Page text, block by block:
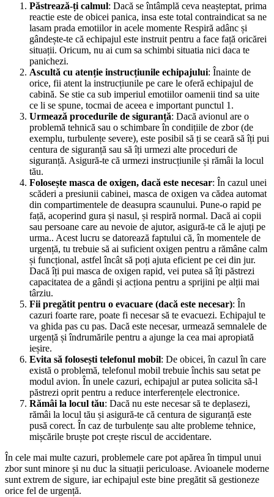
Păstrează-ți calmul: Dacă se întâmplă ceva neașteptat, prima
reactie este de obicei panica, insa este total contraindicat sa ne
lasam prada emotiilor in acele momente Respiră adânc și
gândește-te că echipajul este instruit pentru a face față oricărei
situații. Oricum, nu ai cum sa schimbi situatia nici daca te
panichezi.
Ascultă cu atenție instrucțiunile echipajului: Înainte de
orice, fii atent la instrucțiunile pe care le oferă echipajul de
cabină. Se stie ca sub imperiul emotiilor oamenii tind sa uite
ce li se spune, tocmai de aceea e important punctul 1.
Urmează procedurile de siguranță: Dacă avionul are o
problemă tehnică sau o schimbare în condițiile de zbor (de
exemplu, turbulențe severe), este posibil să ți se ceară să îți pui
centura de siguranță sau să îți urmezi alte proceduri de
siguranță. Asigură-te că urmezi instrucțiunile și rămâi la locul
tău.
Folosește masca de oxigen, dacă este necesar: În cazul unei
scăderi a presiunii cabinei, masca de oxigen va cădea automat
din compartimentele de deasupra scaunului. Pune-o rapid pe
față, acoperind gura și nasul, și respiră normal. Dacă ai copii
sau persoane care au nevoie de ajutor, asigură-te că le ajuți pe
urma.. Acest lucru se datorează faptului că, în momentele de
urgență, tu trebuie să ai suficient oxigen pentru a rămâne calm
și funcțional, astfel încât să poți ajuta eficient pe cei din jur.
Dacă îți pui masca de oxigen rapid, vei putea să îți păstrezi
capacitatea de a gândi și acționa pentru a sprijini pe alții mai
târziu.
Fii pregătit pentru o evacuare (dacă este necesar): În
cazuri foarte rare, poate fi necesar să te evacuezi. Echipajul te
va ghida pas cu pas. Dacă este necesar, urmează semnalele de
urgență și îndrumările pentru a ajunge la cea mai apropiată
ieșire.
Evita să folosești telefonul mobil: De obicei, în cazul în care
există o problemă, telefonul mobil trebuie închis sau setat pe
modul avion. În unele cazuri, echipajul ar putea solicita să-l
păstrezi oprit pentru a reduce interferențele electronice.
Rămâi la locul tău: Dacă nu este necesar să te deplasezi,
rămâi la locul tău și asigură-te că centura de siguranță este
pusă corect. În caz de turbulențe sau alte probleme tehnice,
mișcările bruște pot crește riscul de accidentare.
În cele mai multe cazuri, problemele care pot apărea în timpul unui
zbor sunt minore și nu duc la situații periculoase. Avioanele moderne
sunt extrem de sigure, iar echipajul este bine pregătit să gestioneze
orice fel de urgență.